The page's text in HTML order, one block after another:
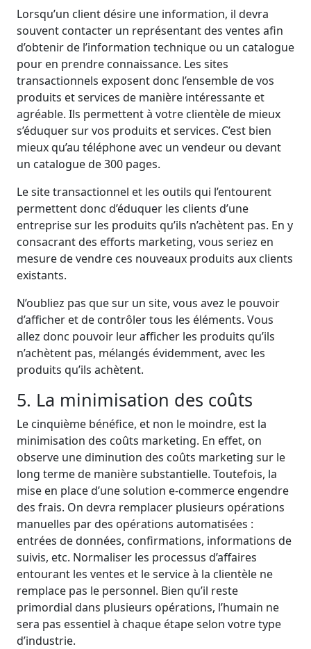
Lorsqu’un client désire une information, il devra
souvent contacter un représentant des ventes afin
d’obtenir de l’information technique ou un catalogue
pour en prendre connaissance. Les sites
transactionnels exposent donc l’ensemble de vos
produits et services de manière intéressante et
agréable. Ils permettent à votre clientèle de mieux
s’éduquer sur vos produits et services. C’est bien
mieux qu’au téléphone avec un vendeur ou devant
un catalogue de 300 pages.
Le site transactionnel et les outils qui l’entourent
permettent donc d’éduquer les clients d’une
entreprise sur les produits qu’ils n’achètent pas. En y
consacrant des efforts marketing, vous seriez en
mesure de vendre ces nouveaux produits aux clients
existants.
N’oubliez pas que sur un site, vous avez le pouvoir
d’afficher et de contrôler tous les éléments. Vous
allez donc pouvoir leur afficher les produits qu’ils
n’achètent pas, mélangés évidemment, avec les
produits qu’ils achètent.
5. La minimisation des coûts
Le cinquième bénéfice, et non le moindre, est la
minimisation des coûts marketing. En effet, on
observe une diminution des coûts marketing sur le
long terme de manière substantielle. Toutefois, la
mise en place d’une solution e-commerce engendre
des frais. On devra remplacer plusieurs opérations
manuelles par des opérations automatisées :
entrées de données, confirmations, informations de
suivis, etc. Normaliser les processus d’affaires
entourant les ventes et le service à la clientèle ne
remplace pas le personnel. Bien qu’il reste
primordial dans plusieurs opérations, l’humain ne
sera pas essentiel à chaque étape selon votre type
d’industrie.